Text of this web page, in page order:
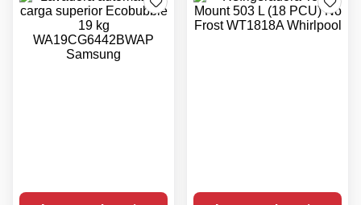
Agregar al carrito
Samsung
$399.00 $709.00